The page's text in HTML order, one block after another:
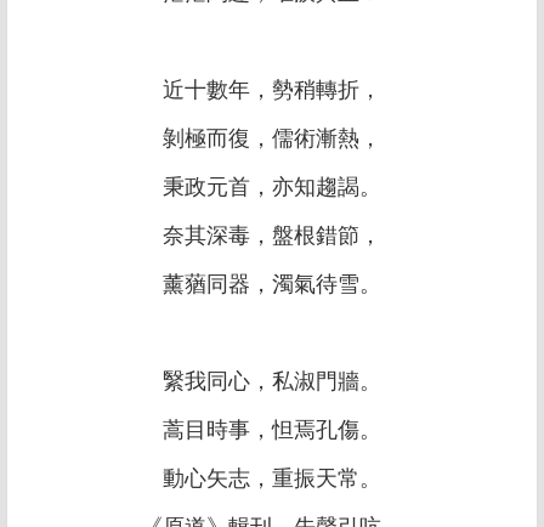
近十數年，勢稍轉折，
剝極而復，儒術漸熱，
秉政元首，亦知趨謁。
奈其深毒，盤根錯節，
薰蕕同器，濁氣待雪。
繄我同心，私淑門牆。
蒿目時事，怛焉孔傷。
動心矢志，重振天常。